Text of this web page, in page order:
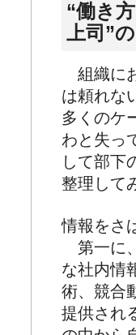
“働き
上司”
組織に
は頼れな
多くのケ
わと失っ
して部下
整理して
情報をさ
第一に
な社内情
術、競合
提供され